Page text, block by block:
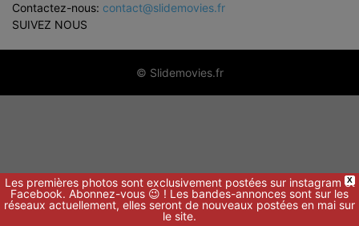
Contactez-nous: contact@slidemovies.fr
SUIVEZ NOUS
© Slidemovies.fr
X
Les premières photos sont exclusivement postées sur instagram et
Facebook. Abonnez-vous 😉 ! Les bandes-annonces sont sur les
réseaux actuellement, elles seront de nouveaux postées en mai sur
le site.